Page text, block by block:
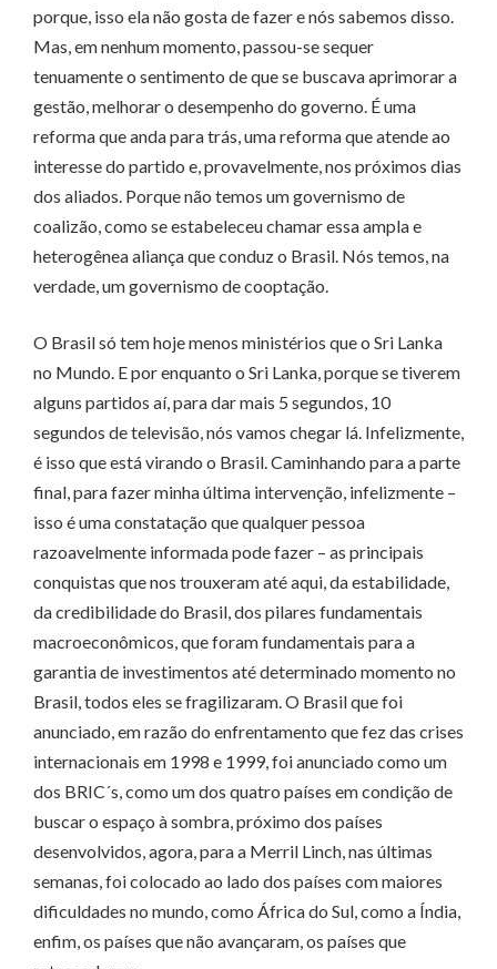
porque, isso ela não gosta de fazer e nós sabemos disso.
Mas, em nenhum momento, passou-se sequer
tenuamente o sentimento de que se buscava aprimorar a
gestão, melhorar o desempenho do governo. É uma
reforma que anda para trás, uma reforma que atende ao
interesse do partido e, provavelmente, nos próximos dias
dos aliados. Porque não temos um governismo de
coalizão, como se estabeleceu chamar essa ampla e
heterogênea aliança que conduz o Brasil. Nós temos, na
verdade, um governismo de cooptação.
O Brasil só tem hoje menos ministérios que o Sri Lanka
no Mundo. E por enquanto o Sri Lanka, porque se tiverem
alguns partidos aí, para dar mais 5 segundos, 10
segundos de televisão, nós vamos chegar lá. Infelizmente,
é isso que está virando o Brasil. Caminhando para a parte
final, para fazer minha última intervenção, infelizmente –
isso é uma constatação que qualquer pessoa
razoavelmente informada pode fazer – as principais
conquistas que nos trouxeram até aqui, da estabilidade,
da credibilidade do Brasil, dos pilares fundamentais
macroeconômicos, que foram fundamentais para a
garantia de investimentos até determinado momento no
Brasil, todos eles se fragilizaram. O Brasil que foi
anunciado, em razão do enfrentamento que fez das crises
internacionais em 1998 e 1999, foi anunciado como um
dos BRIC´s, como um dos quatro países em condição de
buscar o espaço à sombra, próximo dos países
desenvolvidos, agora, para a Merril Linch, nas últimas
semanas, foi colocado ao lado dos países com maiores
dificuldades no mundo, como África do Sul, como a Índia,
enfim, os países que não avançaram, os países que